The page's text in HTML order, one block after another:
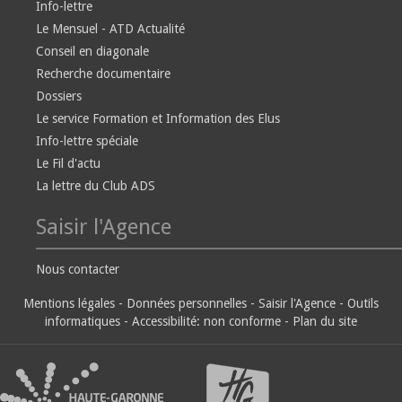
Info-lettre
Le Mensuel - ATD Actualité
Conseil en diagonale
Recherche documentaire
Dossiers
Le service Formation et Information des Elus
Info-lettre spéciale
Le Fil d'actu
La lettre du Club ADS
Saisir l'Agence
Nous contacter
Mentions légales - Données personnelles - Saisir l'Agence - Outils
informatiques - Accessibilité: non conforme - Plan du site